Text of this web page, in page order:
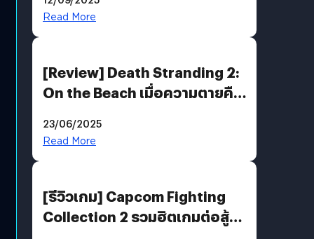
Read More
[Review] Death Stranding 2:
On the Beach เมื่อความตายคือ
พันธะสุดท้ายของมนุษย์
23/06/2025
Read More
[รีวิวเกม] Capcom Fighting
Collection 2 รวมฮิตเกมต่อสู้ใน